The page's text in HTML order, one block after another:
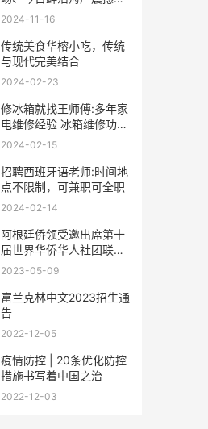
袭！
2024-11-16
传统美食华榕小吃，传统
与现代完美结合
2024-02-23
修冰箱就找王师傅:多年家
电维修经验 冰箱维修功底
深厚
2024-02-15
招聘西班牙语老师:时间地
点不限制，可兼职可全职
2024-02-14
阿根廷侨领受邀出席第十
届世界华侨华人社团联谊
大会
2023-05-09
富兰克林中文2023招生通
告
2022-12-05
疫情防控 | 20条优化防控
措施书写着中国之治
2022-12-03